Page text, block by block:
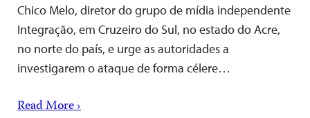
Chico Melo, diretor do grupo de mídia independente
Integração, em Cruzeiro do Sul, no estado do Acre,
no norte do país, e urge as autoridades a
investigarem o ataque de forma célere…
Read More ›